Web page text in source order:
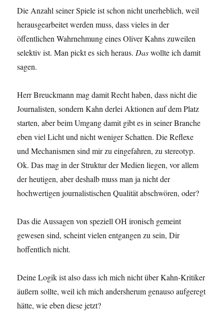
Die Anzahl seiner Spiele ist schon nicht unerheblich, weil
herausgearbeitet werden muss, dass vieles in der
öffentlichen Wahrnehmung eines Oliver Kahns zuweilen
selektiv ist. Man pickt es sich heraus.Daswollte ich damit
sagen.
Herr Breuckmann mag damit Recht haben, dass nicht die
Journalisten, sondern Kahn derlei Aktionen auf dem Platz
starten, aber beim Umgang damit gibt es in seiner Branche
eben viel Licht und nicht weniger Schatten. Die Reflexe
und Mechanismen sind mir zu eingefahren, zu stereotyp.
Ok. Das mag in der Struktur der Medien liegen, vor allem
der heutigen, aber deshalb muss man ja nicht der
hochwertigen journalistischen Qualität abschwören, oder?
Das die Aussagen von speziell OH ironisch gemeint
gewesen sind, scheint vielen entgangen zu sein, Dir
hoffentlich nicht.
Deine Logik ist also dass ich mich nicht über Kahn-Kritiker
äußern sollte, weil ich mich andersherum genauso aufgeregt
hätte, wie eben diese jetzt?